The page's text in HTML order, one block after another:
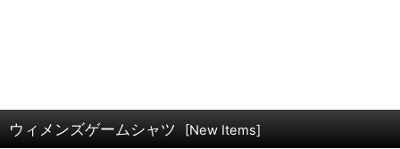
ウィメンズゲームシャツ [New Items]